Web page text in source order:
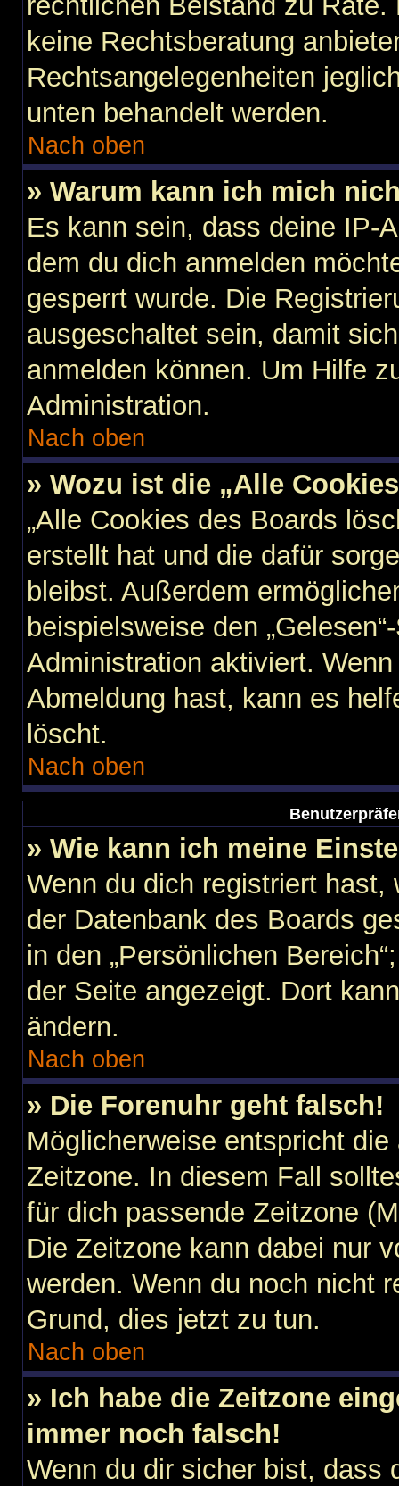
keine Rechtsberatung
Rechtsangelegenheiten
unten behandelt werden.
Nach oben
» Warum kann ich mich
Es kann sein, dass deine IP-
dem du dich anmelden
gesperrt wurde. Die
ausgeschaltet sein, damit
anmelden können. Um Hilfe
Administration.
Nach oben
» Wozu ist die „Alle
„Alle Cookies des Boards
erstellt hat und die dafür
bleibst. Außerdem
beispielsweise den
Administration aktiviert.
Abmeldung hast, kann es
löscht.
Nach oben
» Wie kann ich meine
Wenn du dich registriert
der Datenbank des Boards
in den „Persönlichen
der Seite angezeigt. Dort
ändern.
Nach oben
» Die Forenuhr geht falsch!
Möglicherweise entspricht
Zeitzone. In diesem Fall
für dich passende Zeitzone
Die Zeitzone kann dabei nur
werden. Wenn du noch nicht
Grund, dies jetzt zu tun.
Nach oben
» Ich habe die Zeitzone
immer noch falsch!
Wenn du dir sicher bist, dass